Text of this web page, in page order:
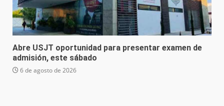
Abre USJT oportunidad para presentar examen de
admisión, este sábado
6 de agosto de 2026